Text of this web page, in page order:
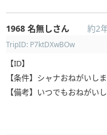
1968 名無しさん 約2
TripID: P7ktDXwBOw
【ID】
【条件】シャナおねがいし
【備考】いつでもおねがい